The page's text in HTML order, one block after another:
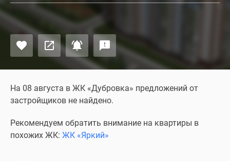
На 08 августа в ЖК «Дубровка» предложений от
застройщиков не найдено.
Рекомендуем обратить внимание на квартиры в
похожих ЖК: ЖК «Яркий»